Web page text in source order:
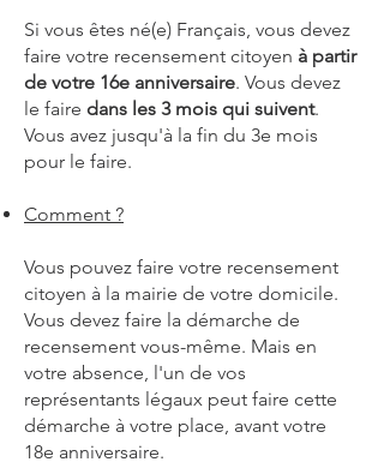
Si vous êtes né(e) Français, vous devez
faire votre recensement citoyen à partir
de votre 16e anniversaire. Vous devez
le faire dans les 3 mois qui suivent.
Vous avez jusqu'à la fin du 3e mois
pour le faire.
Comment ?
Vous pouvez faire votre recensement
citoyen à la mairie de votre domicile.
Vous devez faire la démarche de
recensement vous-même. Mais en
votre absence, l'un de vos
représentants légaux peut faire cette
démarche à votre place, avant votre
18e anniversaire.